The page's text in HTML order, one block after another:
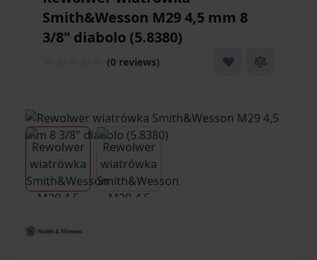
Smith&Wesson M29 4,5 mm 8
3/8" diabolo (5.8380)
(0 reviews)
View larger imageView larger image